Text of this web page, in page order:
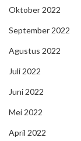
Oktober 2022
September 2022
Agustus 2022
Juli 2022
Juni 2022
Mei 2022
April 2022